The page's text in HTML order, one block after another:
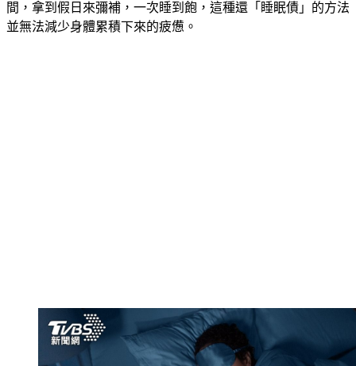
健身房；第二是培養規律作息，千萬不要把平日缺乏的睡眠時
間，拿到假日來彌補，一次睡到飽，這種還「睡眠債」的方法